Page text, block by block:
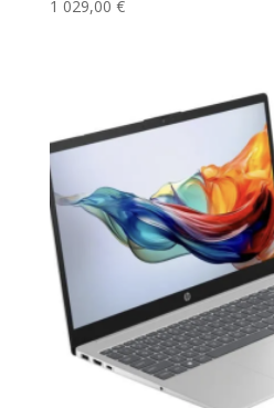
1 029,00 €